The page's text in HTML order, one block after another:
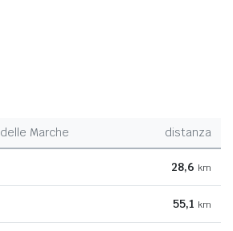
delle Marche distanza
28,6 km
55,1 km